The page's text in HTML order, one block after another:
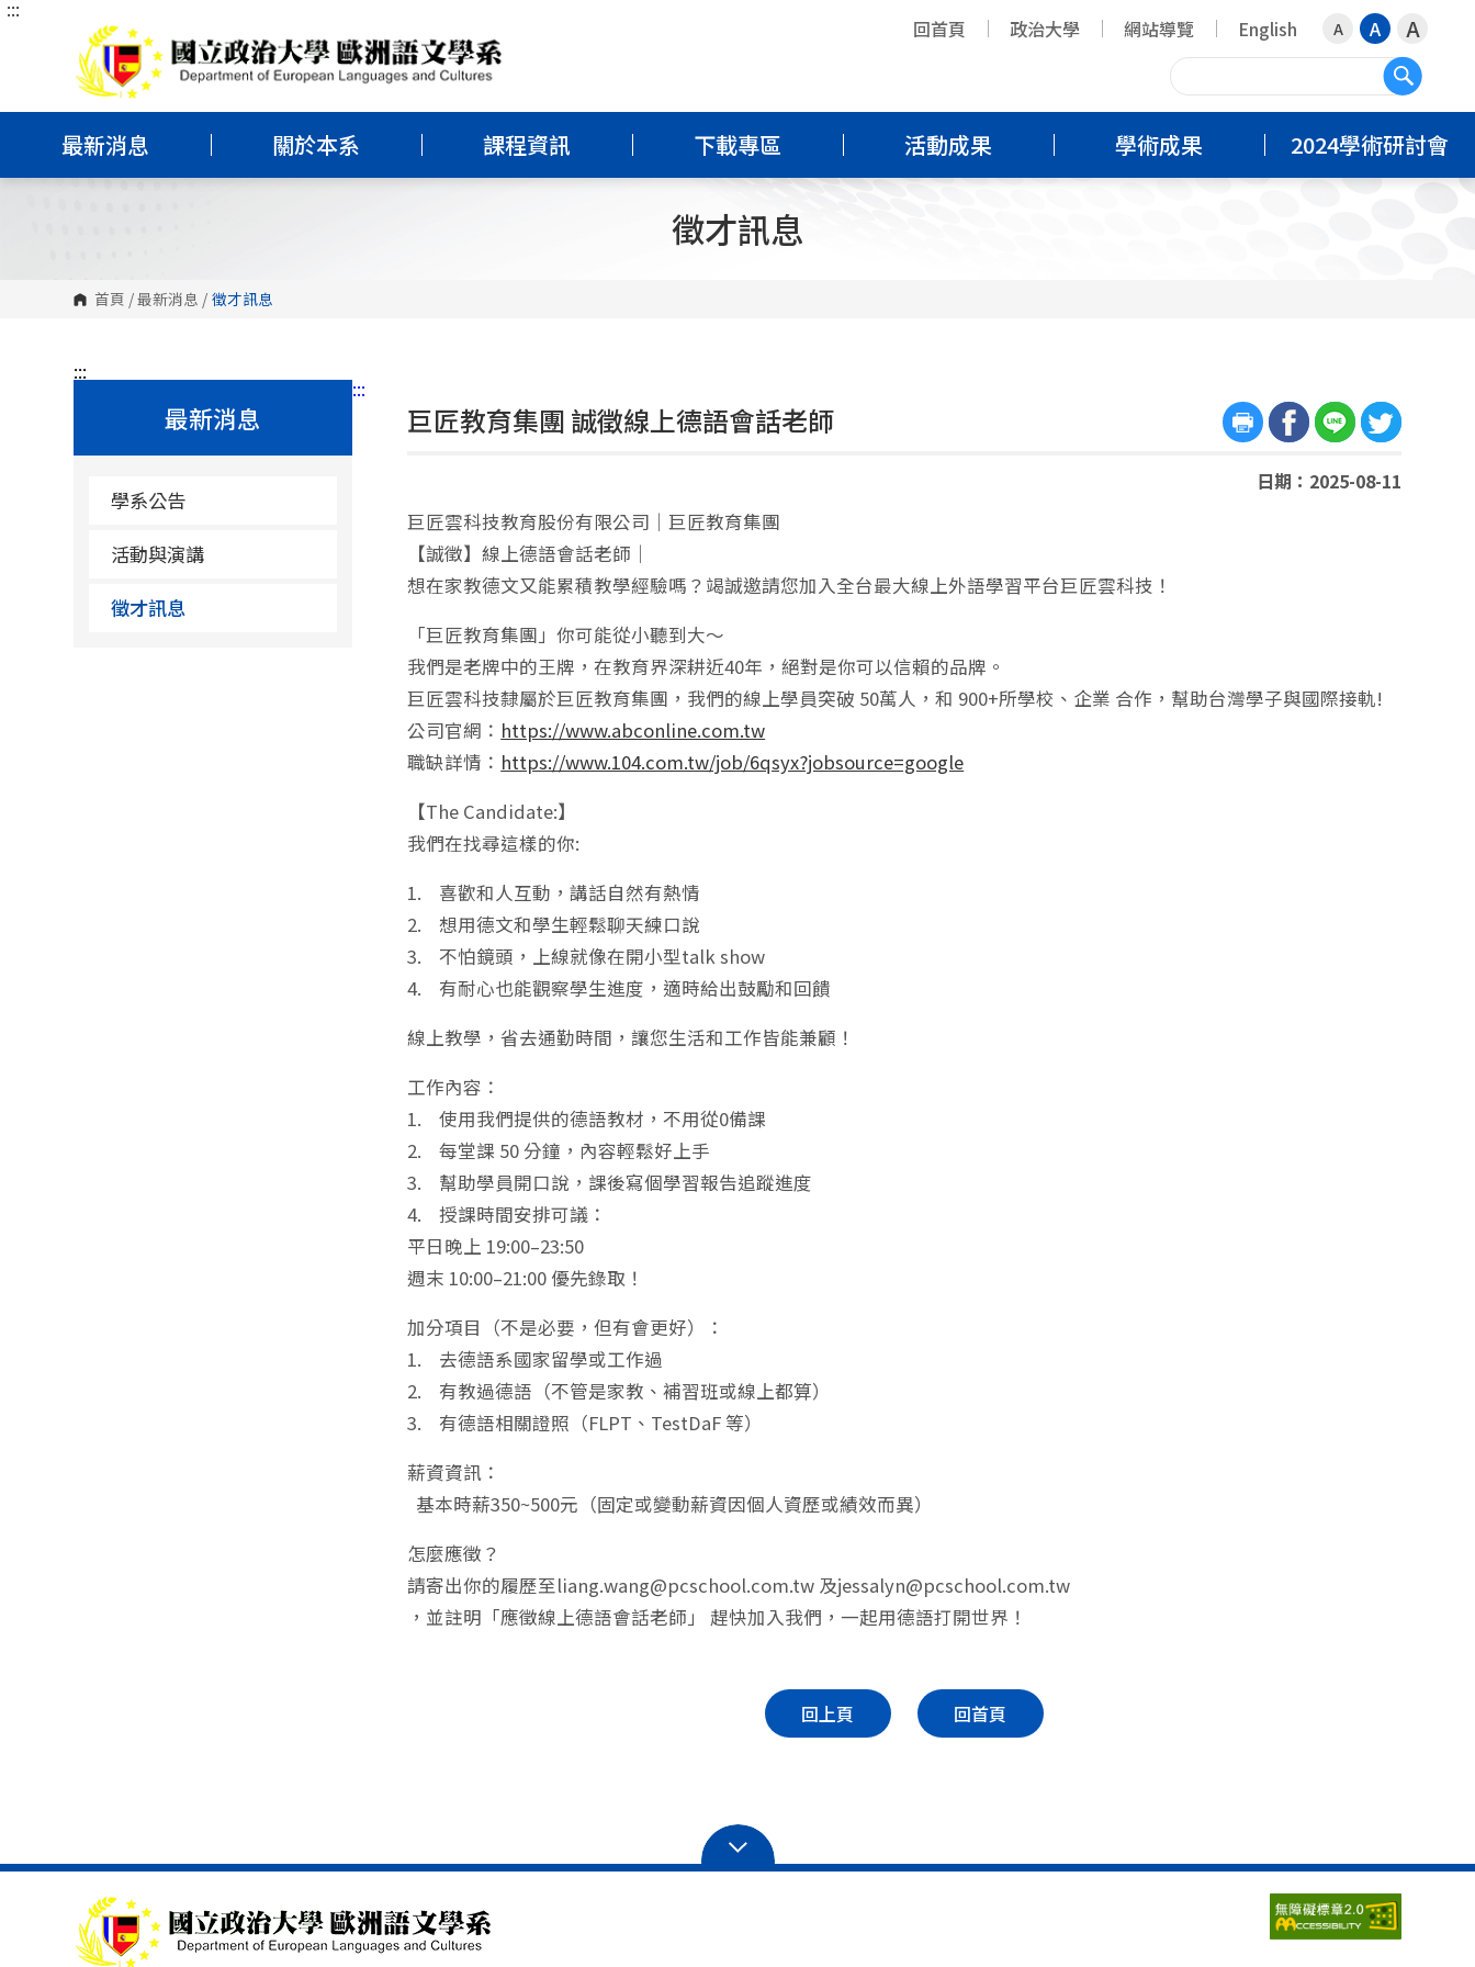
跳
區
:::
回首頁 政治大學 網站導覽 English A A A
最新消息 關於本系 課程資訊 下載專區 活動成果 學術成果 2024學術研討會
徵才訊息
首頁 /最新消息 / 徵才訊息
:::
最新消息
學系公告
活動與演講
徵才訊息
:::
巨匠教育集團 誠徵線上德語會話老師
日期：2025-08-11
巨匠雲科技教育股份有限公司｜巨匠教育集團
【誠徵】線上德語會話老師｜
想在家教德文又能累積教學經驗嗎？竭誠邀請您加入全台最大線上外語學習平台巨匠雲科技！
「巨匠教育集團」你可能從小聽到大～
我們是老牌中的王牌，在教育界深耕近40年，絕對是你可以信賴的品牌。
巨匠雲科技隸屬於巨匠教育集團，我們的線上學員突破 50萬人，和 900+所學校、企業 合作，幫助台灣學子與國際接軌!
公司官網： https://www.abconline.com.tw
職缺詳情： https://www.104.com.tw/job/6qsyx?jobsource=google
【The Candidate:】
我們在找尋這樣的你:
1. 喜歡和人互動，講話自然有熱情
2. 想用德文和學生輕鬆聊天練口說
3. 不怕鏡頭，上線就像在開小型talk show
4. 有耐心也能觀察學生進度，適時給出鼓勵和回饋
線上教學，省去通勤時間，讓您生活和工作皆能兼顧！
工作內容：
1. 使用我們提供的德語教材，不用從0備課
2. 每堂課 50 分鐘，內容輕鬆好上手
3. 幫助學員開口說，課後寫個學習報告追蹤進度
4. 授課時間安排可議：
平日晚上 19:00–23:50
週末 10:00–21:00 優先錄取！
加分項目（不是必要，但有會更好）：
1. 去德語系國家留學或工作過
2. 有教過德語（不管是家教、補習班或線上都算）
3. 有德語相關證照（FLPT、TestDaF 等）
薪資資訊：
基本時薪350~500元（固定或變動薪資因個人資歷或績效而異）
怎麼應徵？
請寄出你的履歷至liang.wang@pcschool.com.tw 及jessalyn@pcschool.com.tw
，並註明「應徵線上德語會話老師」 趕快加入我們，一起用德語打開世界！
回上頁 回首頁